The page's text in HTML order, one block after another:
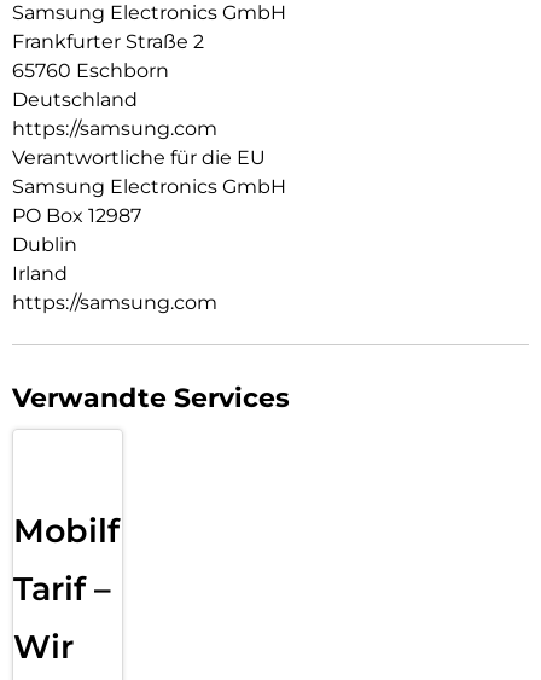
Samsung Electronics GmbH
Frankfurter Straße 2
65760 Eschborn
Deutschland
https://samsung.com
Verantwortliche für die EU
Samsung Electronics GmbH
PO Box 12987
Dublin
Irland
https://samsung.com
Verwandte Services
Mobilfunk
Tarif –
Wir